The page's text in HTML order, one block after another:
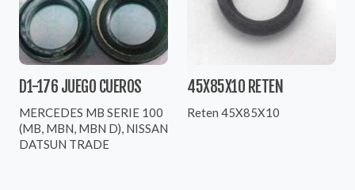
D1-176 JUEGO CUEROS
MERCEDES MB SERIE 100
(MB, MBN, MBN D), NISSAN
DATSUN TRADE
45X85X10 RETEN
Reten 45X85X10